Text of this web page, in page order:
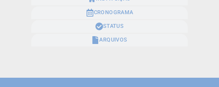
CRONOGRAMA
STATUS
ARQUIVOS